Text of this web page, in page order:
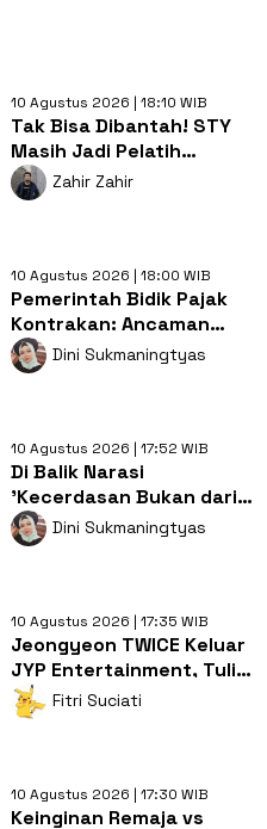
10 Agustus 2026 | 18:10 WIB
Tak Bisa Dibantah! STY
Masih Jadi Pelatih
Terbaik bagi Timnas
Indonesia
Zahir Zahir
10 Agustus 2026 | 18:00 WIB
Pemerintah Bidik Pajak
Kontrakan: Ancaman
Baru bagi Hunian
Terjangkau
Dini Sukmaningtyas
10 Agustus 2026 | 17:52 WIB
Di Balik Narasi
'Kecerdasan Bukan dari
Sekolah': Mengingatkan
Kembali Tanggung Jawab
Dini Sukmaningtyas
10 Agustus 2026 | 17:35 WIB
Jeongyeon TWICE Keluar
JYP Entertainment, Tulis
Surat Hangat untuk Fans
Fitri Suciati
10 Agustus 2026 | 17:30 WIB
Keinginan Remaja vs